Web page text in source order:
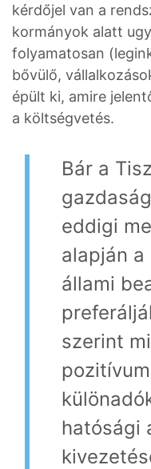
kérdőjel van a
kormányok alatt
folyamatosan
bővülő,
épült ki, amire
a költségvetés.
Bár a
eddigi
alapján a
állami
szerint
hatósági